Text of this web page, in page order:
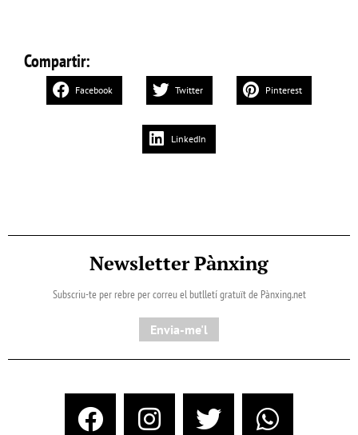
Compartir:
Facebook Twitter Pinterest
LinkedIn
Newsletter Pànxing
Subscriu-te per rebre per correu el butlletí gratuït de Pànxing.net​
Envia-me'l